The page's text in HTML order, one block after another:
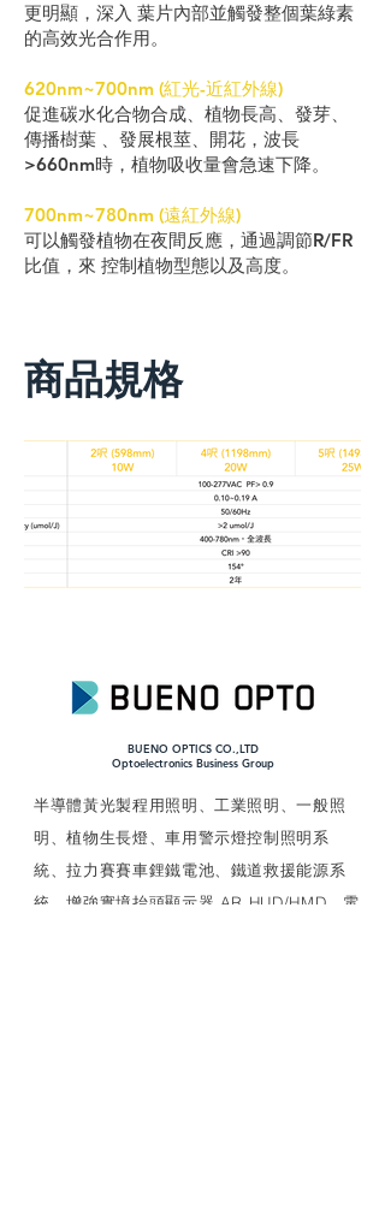
更明顯，深入 葉片內部並觸發整個葉綠素
的高效光合作用。
620nm~700nm (紅光-近紅外線)
促進碳水化合物合成、植物長高、發芽、
傳播樹葉 、發展根莖、開花，波長
>660nm時，植物吸收量會急速下降。
700nm~780nm (遠紅外線)
可以觸發植物在夜間反應，通過調節R/FR
比值，來 控制植物型態以及高度。
​商品規格
BUENO OPTICS CO.,LTD
​Optoelectronics Business Group
​半導體黃光製程用照明、工業照明、一般照
明、植物生長燈、車用警示燈控制照明系
統、拉力賽賽車鋰鐵電池、鐵道救援能源系
統、增強實境抬頭顯示器 AR HUD/HMD、電